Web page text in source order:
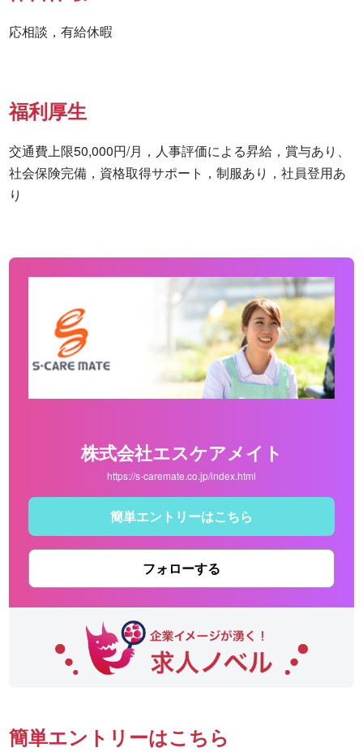
応相談，有給休暇
福利厚生
交通費上限50,000円/月，人事評価による昇給，賞与あり、
社会保険完備，資格取得サポート，制服あり，社員登用あ
り
株式会社エスケアメイト
https://s-caremate.co.jp/index.html
簡単エントリーはこちら
フォローする
簡単エントリーはこちら